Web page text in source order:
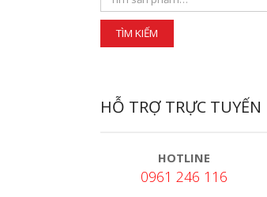
HỖ TRỢ TRỰC TUYẾN
HOTLINE
0961 246 116